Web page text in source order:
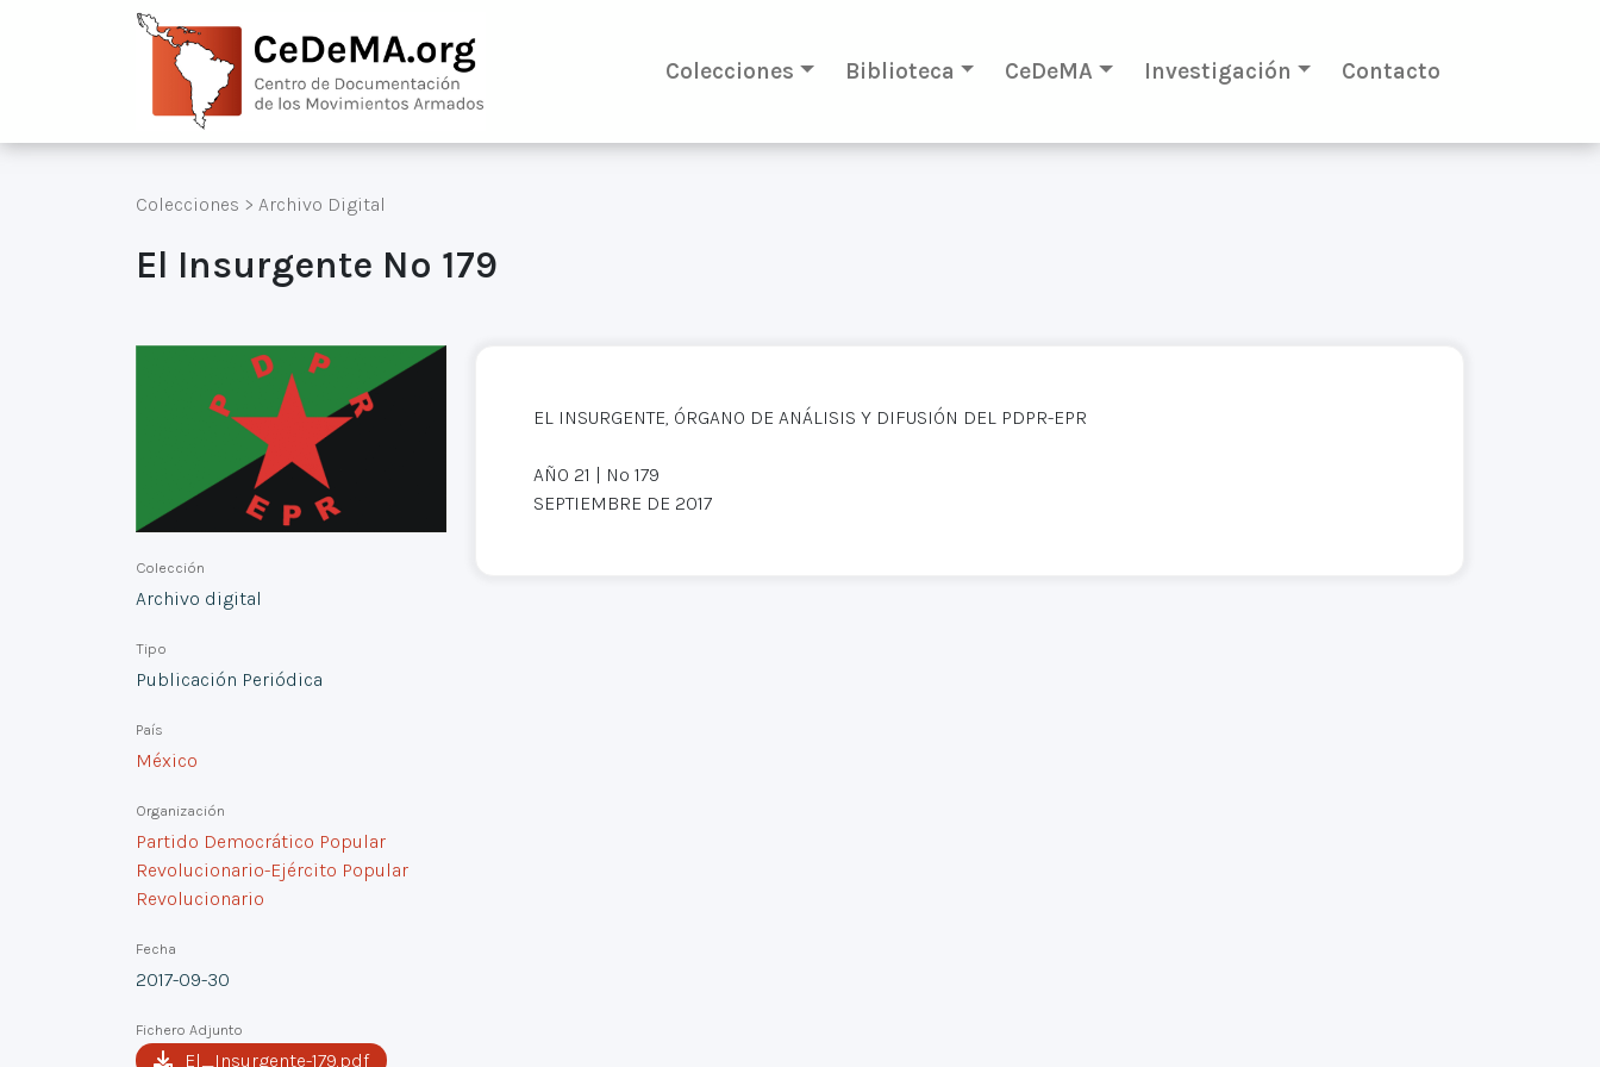
Colecciones Biblioteca CeDeMA Investigación Contacto
Colecciones > Archivo Digital
El Insurgente Nº 179
Colección
Archivo digital
Tipo
Publicación Periódica
País
México
Organización
Partido Democrático Popular
Revolucionario-Ejército Popular
Revolucionario
Fecha
2017-09-30
Fichero Adjunto
El_Insurgente-179.pdf
EL INSURGENTE, ÓRGANO DE ANÁLISIS Y DIFUSIÓN DEL PDPR-EPR
AÑO 21 | Nº 179
SEPTIEMBRE DE 2017